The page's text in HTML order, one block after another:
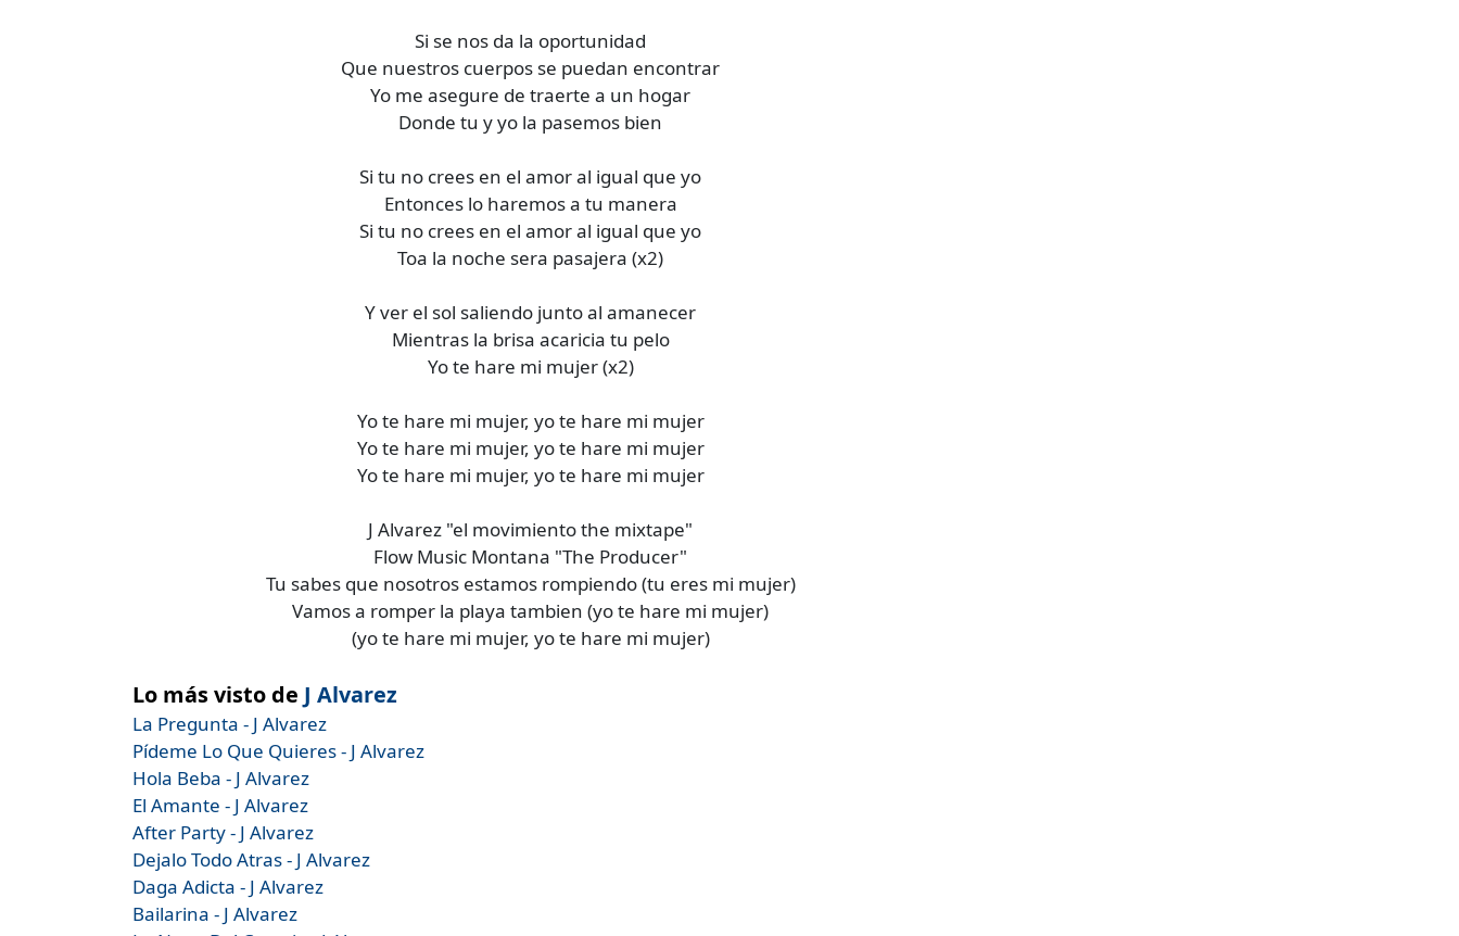
Si se nos da la oportunidad
Que nuestros cuerpos se puedan encontrar
Yo me asegure de traerte a un hogar
Donde tu y yo la pasemos bien
Si tu no crees en el amor al igual que yo
Entonces lo haremos a tu manera
Si tu no crees en el amor al igual que yo
Toa la noche sera pasajera (x2)
Y ver el sol saliendo junto al amanecer
Mientras la brisa acaricia tu pelo
Yo te hare mi mujer (x2)
Yo te hare mi mujer, yo te hare mi mujer
Yo te hare mi mujer, yo te hare mi mujer
Yo te hare mi mujer, yo te hare mi mujer
J Alvarez "el movimiento the mixtape"
Flow Music Montana "The Producer"
Tu sabes que nosotros estamos rompiendo (tu eres mi mujer)
Vamos a romper la playa tambien (yo te hare mi mujer)
(yo te hare mi mujer, yo te hare mi mujer)
Lo más visto de J Alvarez
La Pregunta - J Alvarez
Pídeme Lo Que Quieres - J Alvarez
Hola Beba - J Alvarez
El Amante - J Alvarez
After Party - J Alvarez
Dejalo Todo Atras - J Alvarez
Daga Adicta - J Alvarez
Bailarina - J Alvarez